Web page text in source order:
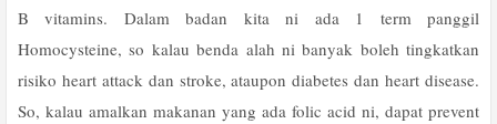
B vitamins. Dalam badan kita ni ada 1 term panggil
Homocysteine, so kalau benda alah ni banyak boleh tingkatkan
risiko heart attack dan stroke, ataupon diabetes dan heart disease.
So, kalau amalkan makanan yang ada folic acid ni, dapat prevent